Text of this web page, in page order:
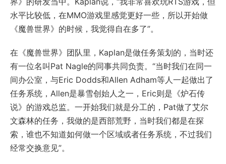
水平比较低，在MMO游戏里感觉更好一些，所以开始做
《魔兽世界》的时候，我觉得自在多了”。
在《魔兽世界》团队里，Kaplan是做任务策划的，当时还
有一位名叫Pat Nagle的同事共同负责。“当时我们在同一
间办公室，与Eric Dodds和Allen Adham等人一起做出了
任务系统，Allen是暴雪创始人之一，Eric则是《炉石传
说》的游戏总监。一开始我们就是分工的，Pat做了艾尔
文森林的任务，我做的是西部荒野，当时我们都是在探
索，谁也不知道如何做一个区域或者任务系统，不过我们
经常交换意见”。